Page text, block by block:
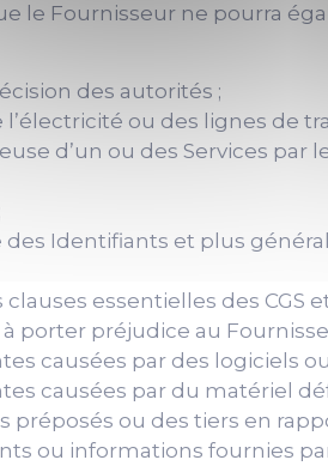
le Fournisseur ne pourra
des autorités ;
ou des lignes de
d’un ou des Services par
Identifiants et plus
essentielles des
porter préjudice au
causées par des logiciels
causées par du matériel
préposés ou des tiers en
ou informations fournies